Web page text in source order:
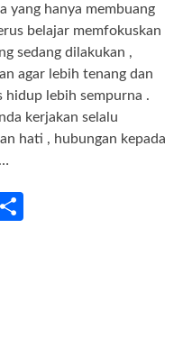
ar
e
yang hanya membuang
belajar memfokuskan
sedang dilakukan ,
agar lebih tenang dan
hidup lebih sempurna .
kerjakan selalu
hati , hubungan kepada
Li